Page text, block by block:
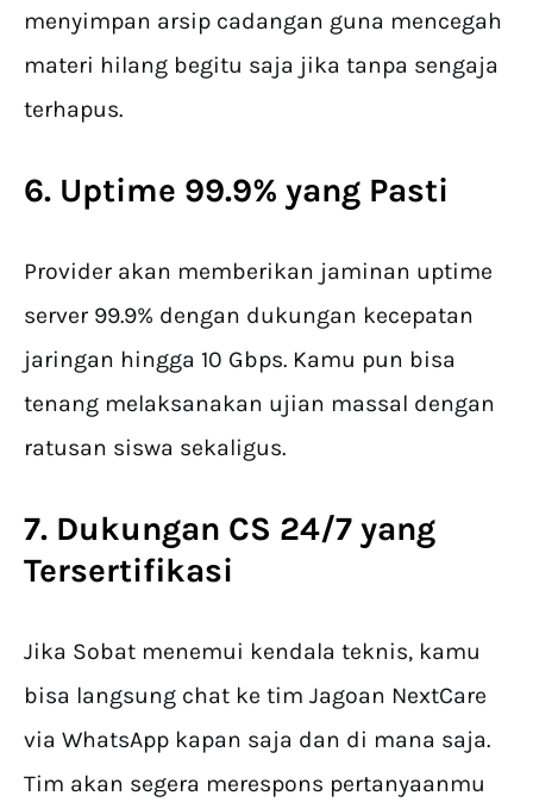
menyimpan arsip cadangan guna mencegah
materi hilang begitu saja jika tanpa sengaja
terhapus.
6. Uptime 99.9% yang Pasti
Provider akan memberikan jaminan uptime
server 99.9% dengan dukungan kecepatan
jaringan hingga 10 Gbps. Kamu pun bisa
tenang melaksanakan ujian massal dengan
ratusan siswa sekaligus.
7. Dukungan CS 24/7 yang
Tersertifikasi
Jika Sobat menemui kendala teknis, kamu
bisa langsung chat ke tim Jagoan NextCare
via WhatsApp kapan saja dan di mana saja.
Tim akan segera merespons pertanyaanmu